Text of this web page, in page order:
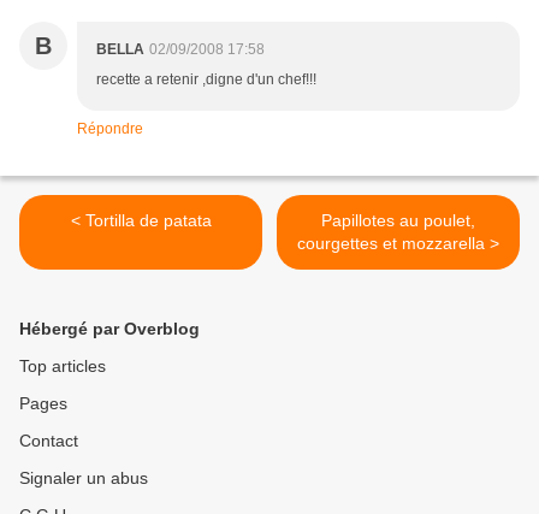
B BELLA 02/09/2008 17:58
recette a retenir ,digne d'un chef!!!
Répondre
< Tortilla de patata
Papillotes au poulet,
courgettes et mozzarella >
Hébergé par Overblog
Top articles
Pages
Contact
Signaler un abus